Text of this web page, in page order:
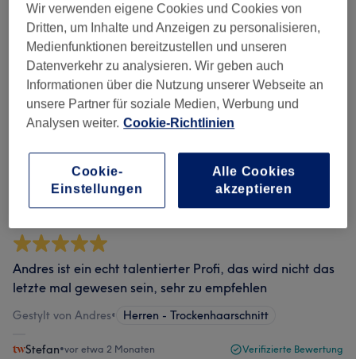
Andres hermano ist der beste!
Gestylt von Andres • Herrenhaarschnitt
Rocco • vor etwa 1 Monat Verifizierte Bewertung
Gestylt von Andres• Herrenhaarschnitt
Andres ist ein echt talentierter Profi, das wird nicht das
letzte mal gewesen sein, sehr zu empfehlen
Gestylt von Andres• Herren - Trockenhaarschnitt
Stefan•vor etwa 2 Monaten Verifizierte Bewertung
Wir verwenden eigene Cookies und Cookies von
Dritten, um Inhalte und Anzeigen zu personalisieren,
Medienfunktionen bereitzustellen und unseren
Datenverkehr zu analysieren. Wir geben auch
Informationen über die Nutzung unserer Webseite an
unsere Partner für soziale Medien, Werbung und
Analysen weiter. Cookie-Richtlinien
Cookie-
Einstellungen
Alle Cookies
akzeptieren